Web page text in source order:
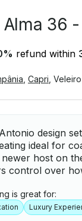
Alma 36
% refund within
Capri Veleiro
design
ideal for
host on
control over
is great for:
Luxury